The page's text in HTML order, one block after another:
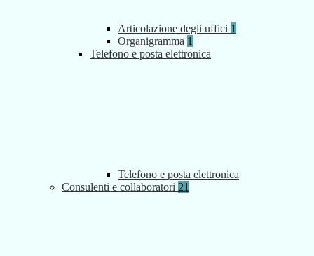
Articolazione degli uffici 1
Organigramma 1
Telefono e posta elettronica
Telefono e posta elettronica
Consulenti e collaboratori 21